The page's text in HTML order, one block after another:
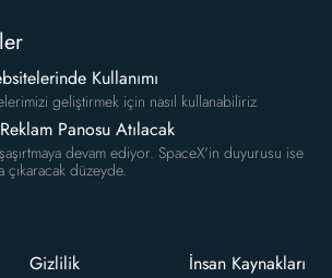
Kullanımı
geliştirmek için nasıl kullanabiliriz
Panosu Atılacak
devam ediyor. SpaceX'in duyurusu ise
çıkaracak düzeyde.
Gizlilik
İnsan Kaynakları